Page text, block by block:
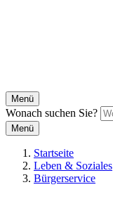
Menü
Wonach suchen Sie?
Menü
Startseite
Leben & Soziales
Bürgerservice